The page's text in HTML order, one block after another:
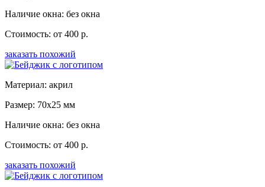
Наличие окна: без окна
Стоимость: от 400 р.
заказать похожий
Материал: акрил
Размер: 70x25 мм
Наличие окна: без окна
Стоимость: от 400 р.
заказать похожий